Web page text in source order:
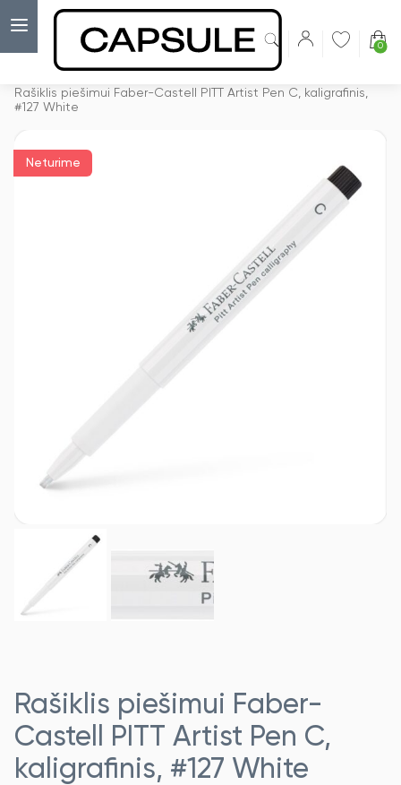
0
Rašiklis piešimui Faber-Castell PITT Artist Pen C, kaligrafinis,
#127 White
Neturime
Rašiklis piešimui Faber-
Castell PITT Artist Pen C,
kaligrafinis, #127 White